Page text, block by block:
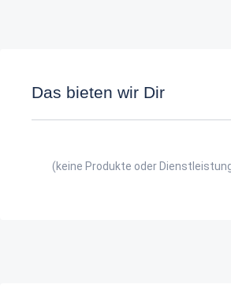
Das bieten wir Dir
(keine Produkte oder